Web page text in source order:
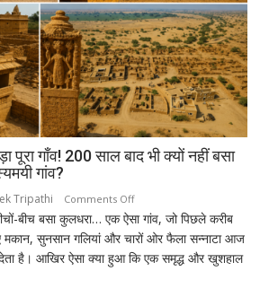
क्या
हैं
उनकी
मांगें?
गाँव! 200 साल बाद भी क्यों नहीं बसा
गांव?
Tripathi Comments Offon
कुलधरा:
एक
रात
बीच बसा कुलधरा… एक ऐसा गांव, जो पिछले करीब
मकान, सुनसान गलियां और चारों ओर फैला सन्नाटा आज
है। आखिर ऐसा क्या हुआ कि एक समृद्ध और खुशहाल